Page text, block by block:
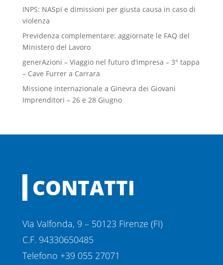
INPS: NASpI e dimissioni per giusta causa in caso di
violenza
Previdenza complementare: aggiornate le FAQ del
Ministero del Lavoro
generAzioni – Viaggio nel futuro d’impresa – 3° tappa
– Cave Furrer a Carrara
Missione internazionale a Ginevra dei Giovani
Imprenditori – 26 e 28 Giugno
CONTATTI
Via Valfonda, 9 – 50123 Firenze (FI)
C.F. 94330650485
Telefono +39 055 27071